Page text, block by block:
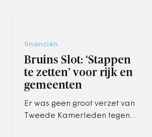
financiën
Bruins Slot: ‘Stappen
te zetten’ voor rijk en
gemeenten
Er was geen groot verzet van
Tweede Kamerleden tegen